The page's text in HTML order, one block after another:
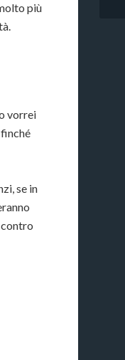
più
vorrei
se in
contro